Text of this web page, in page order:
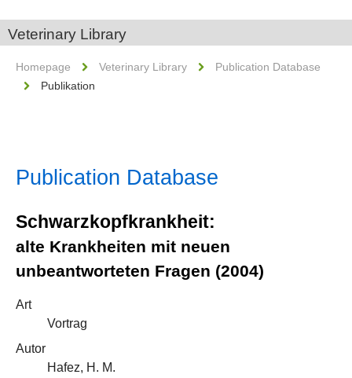
Veterinary Library
Homepage Veterinary Library
Publication Database
Publikation
Publication Database
Schwarzkopfkrankheit:
alte Krankheiten mit neuen
unbeantworteten Fragen (2004)
Art
Vortrag
Autor
Hafez, H. M.